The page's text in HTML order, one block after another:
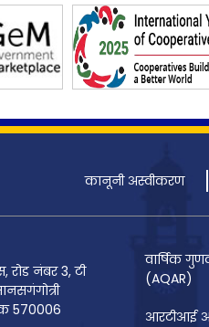
कानूनी अस्वीकरण
नंबर 3, टी
570006
वार्षिक
(AQAR)
आरटीआई